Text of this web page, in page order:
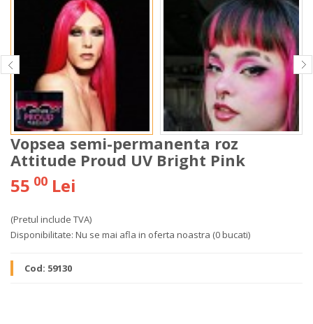
Vopsea semi-permanenta roz
Attitude Proud UV Bright Pink
55 00 Lei
(Pretul include TVA)
Disponibilitate: Nu se mai afla in oferta noastra (0 bucati)
Cod: 59130